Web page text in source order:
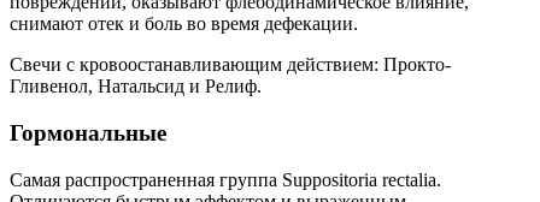
снимают отек и боль во время дефекации.
Свечи с кровоостанавливающим действием: Прокто-
Гливенол, Натальсид и Релиф.
Гормональные
Самая распространенная группа Suppositoria rectalia.